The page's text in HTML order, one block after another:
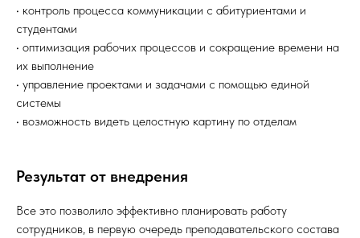
• контроль процесса коммуникации с абитуриентами и
студентами
• оптимизация рабочих процессов и сокращение времени на
их выполнение
• управление проектами и задачами с помощью единой
системы
• возможность видеть целостную картину по отделам
Результат от внедрения
Все это позволило эффективно планировать работу
сотрудников, в первую очередь преподавательского состава